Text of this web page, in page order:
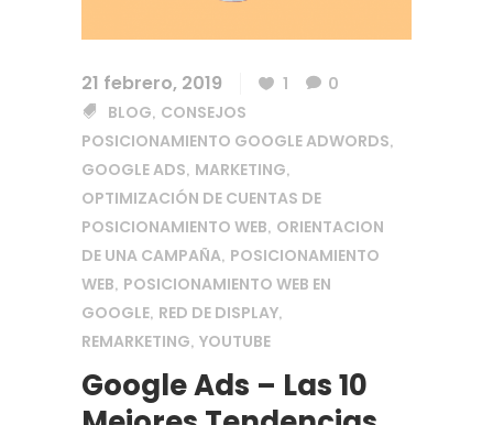
21 febrero, 2019 1
0
BLOG, CONSEJOS
POSICIONAMIENTO GOOGLE ADWORDS,
GOOGLE ADS, MARKETING,
OPTIMIZACIÓN DE CUENTAS DE
POSICIONAMIENTO WEB, ORIENTACION
DE UNA CAMPAÑA, POSICIONAMIENTO
WEB, POSICIONAMIENTO WEB EN
GOOGLE, RED DE DISPLAY,
REMARKETING, YOUTUBE
Google Ads – Las 10